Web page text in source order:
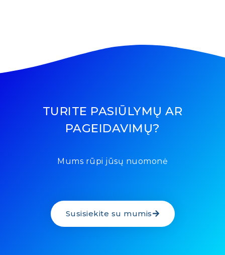
TURITE PASIŪLYMŲ AR
PAGEIDAVIMŲ?
Mums rūpi jūsų nuomonė
Susisiekite su mumis